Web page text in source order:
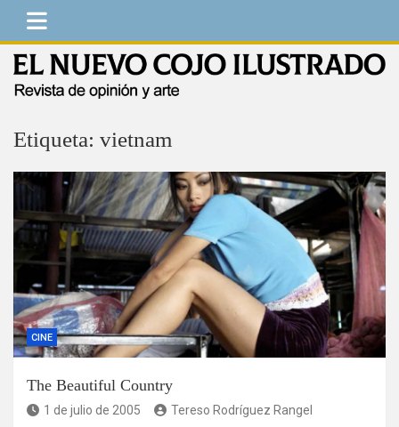
Saltar
contenido
Etiqueta: vietnam
CINE
The Beautiful Country
1 de julio de 2005
Tereso Rodríguez Rangel